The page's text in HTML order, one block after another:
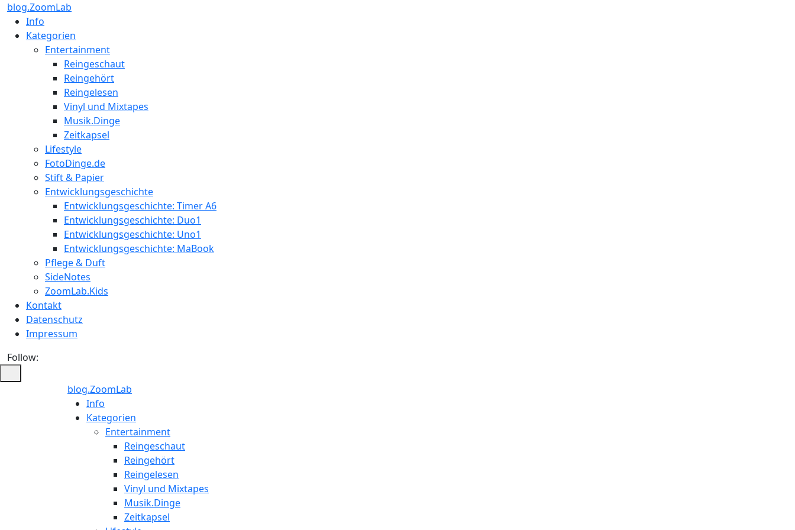
blog.ZoomLab
Info
Kategorien
Entertainment
Reingeschaut
Reingehört
Reingelesen
Vinyl und Mixtapes
Musik.Dinge
Zeitkapsel
Lifestyle
FotoDinge.de
Stift & Papier
Entwicklungsgeschichte
Entwicklungsgeschichte: Timer A6
Entwicklungsgeschichte: Duo1
Entwicklungsgeschichte: Uno1
Entwicklungsgeschichte: MaBook
Pflege & Duft
SideNotes
ZoomLab.Kids
Kontakt
Datenschutz
Impressum
Follow:
blog.ZoomLab
ZoomLab
pers.
Blog
Info
Kategorien
Entertainment
Reingeschaut
Reingehört
Reingelesen
Vinyl und Mixtapes
Musik.Dinge
Zeitkapsel